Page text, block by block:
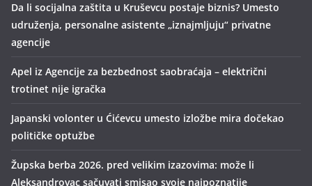
Da li socijalna zaštita u Kruševcu postaje biznis? Umesto
udruženja, personalne asistente „iznajmljuju“ privatne
agencije
Apel iz Agencije za bezbednost saobraćaja – električni
trotinet nije igračka
Japanski volonter u Ćićevcu umesto izložbe mira dočekao
političke optužbe
Župska berba 2026. pred velikim izazovima: može li
Aleksandrovac sačuvati smisao svoje najpoznatije